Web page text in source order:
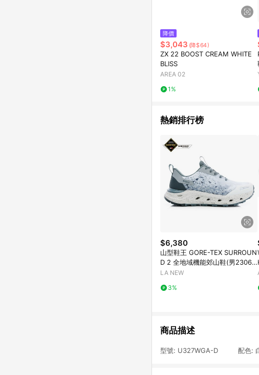
降價
$3,043 (降$64)
ZX 22 BOOST CREAM WHITE
BLISS
AREA 02
1%
熱銷排行榜
$6,380
山型鞋王 GORE-TEX SURROUN
D 2 全地域機能郊山鞋(男23061
4540)
LA NEW
3%
商品描述
型號: U327WGA-D 配色: